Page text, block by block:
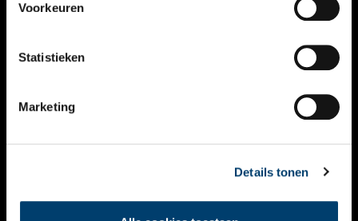
Voorkeuren
Statistieken
Marketing
Details tonen
KALENDER
THEMA’S
VIDEO’S
CONTACT